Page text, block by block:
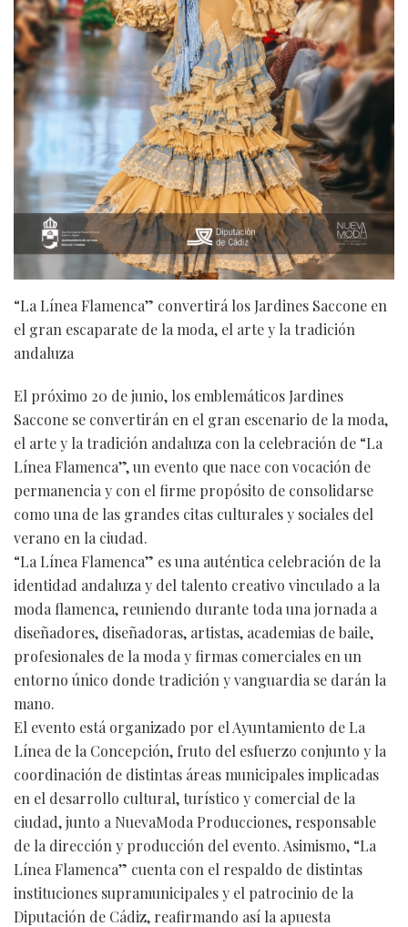
“La Línea Flamenca” convertirá los Jardines Saccone en
el gran escaparate de la moda, el arte y la tradición
andaluza
El próximo 20 de junio, los emblemáticos Jardines
Saccone se convertirán en el gran escenario de la moda,
el arte y la tradición andaluza con la celebración de “La
Línea Flamenca”, un evento que nace con vocación de
permanencia y con el firme propósito de consolidarse
como una de las grandes citas culturales y sociales del
verano en la ciudad.
“La Línea Flamenca” es una auténtica celebración de la
identidad andaluza y del talento creativo vinculado a la
moda flamenca, reuniendo durante toda una jornada a
diseñadores, diseñadoras, artistas, academias de baile,
profesionales de la moda y firmas comerciales en un
entorno único donde tradición y vanguardia se darán la
mano.
El evento está organizado por el Ayuntamiento de La
Línea de la Concepción, fruto del esfuerzo conjunto y la
coordinación de distintas áreas municipales implicadas
en el desarrollo cultural, turístico y comercial de la
ciudad, junto a NuevaModa Producciones, responsable
de la dirección y producción del evento. Asimismo, “La
Línea Flamenca” cuenta con el respaldo de distintas
instituciones supramunicipales y el patrocinio de la
Diputación de Cádiz, reafirmando así la apuesta